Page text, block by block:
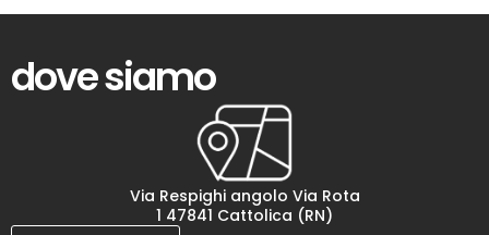
dove siamo
Via Respighi angolo Via Rota
1 47841 Cattolica (RN)